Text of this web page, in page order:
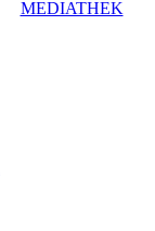
MEDIATHEK